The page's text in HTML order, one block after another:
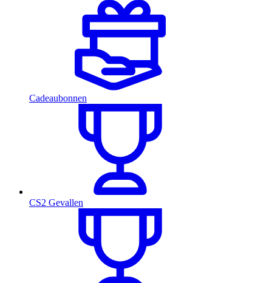
Cadeaubonnen
CS2 Gevallen